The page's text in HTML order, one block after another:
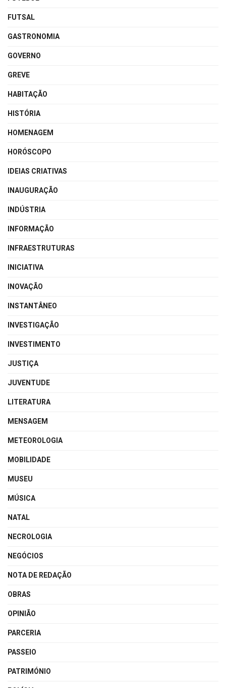
FUTSAL
GASTRONOMIA
GOVERNO
GREVE
HABITAÇÃO
HISTÓRIA
HOMENAGEM
HORÓSCOPO
IDEIAS CRIATIVAS
INAUGURAÇÃO
INDÚSTRIA
INFORMAÇÃO
INFRAESTRUTURAS
INICIATIVA
INOVAÇÃO
INSTANTÂNEO
INVESTIGAÇÃO
INVESTIMENTO
JUSTIÇA
JUVENTUDE
LITERATURA
MENSAGEM
METEOROLOGIA
MOBILIDADE
MUSEU
MÚSICA
NATAL
NECROLOGIA
NEGÓCIOS
NOTA DE REDAÇÃO
OBRAS
OPINIÃO
PARCERIA
PASSEIO
PATRIMÓNIO